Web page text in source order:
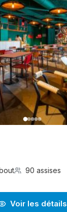
90 assises
Voir les détails